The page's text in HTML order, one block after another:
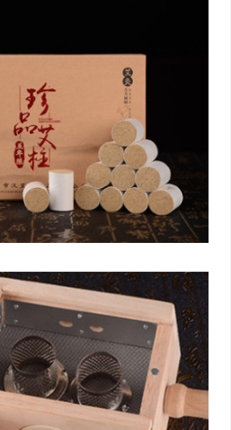
料加工，艾条生产，研制开发，经营，艾
条批发，艾条定制加工为一体的艾条厂
家。